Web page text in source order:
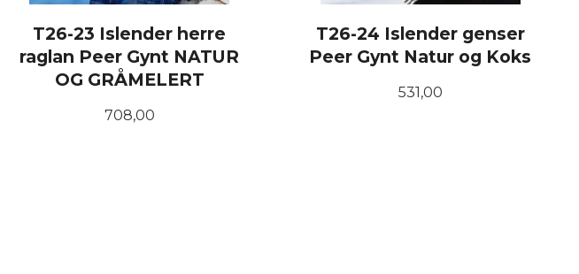
T26-23 Islender herre
raglan Peer Gynt NATUR
OG GRÅMELERT
Pris
708,00
T26-24 Islender genser
Peer Gynt Natur og Koks
Pris
531,00